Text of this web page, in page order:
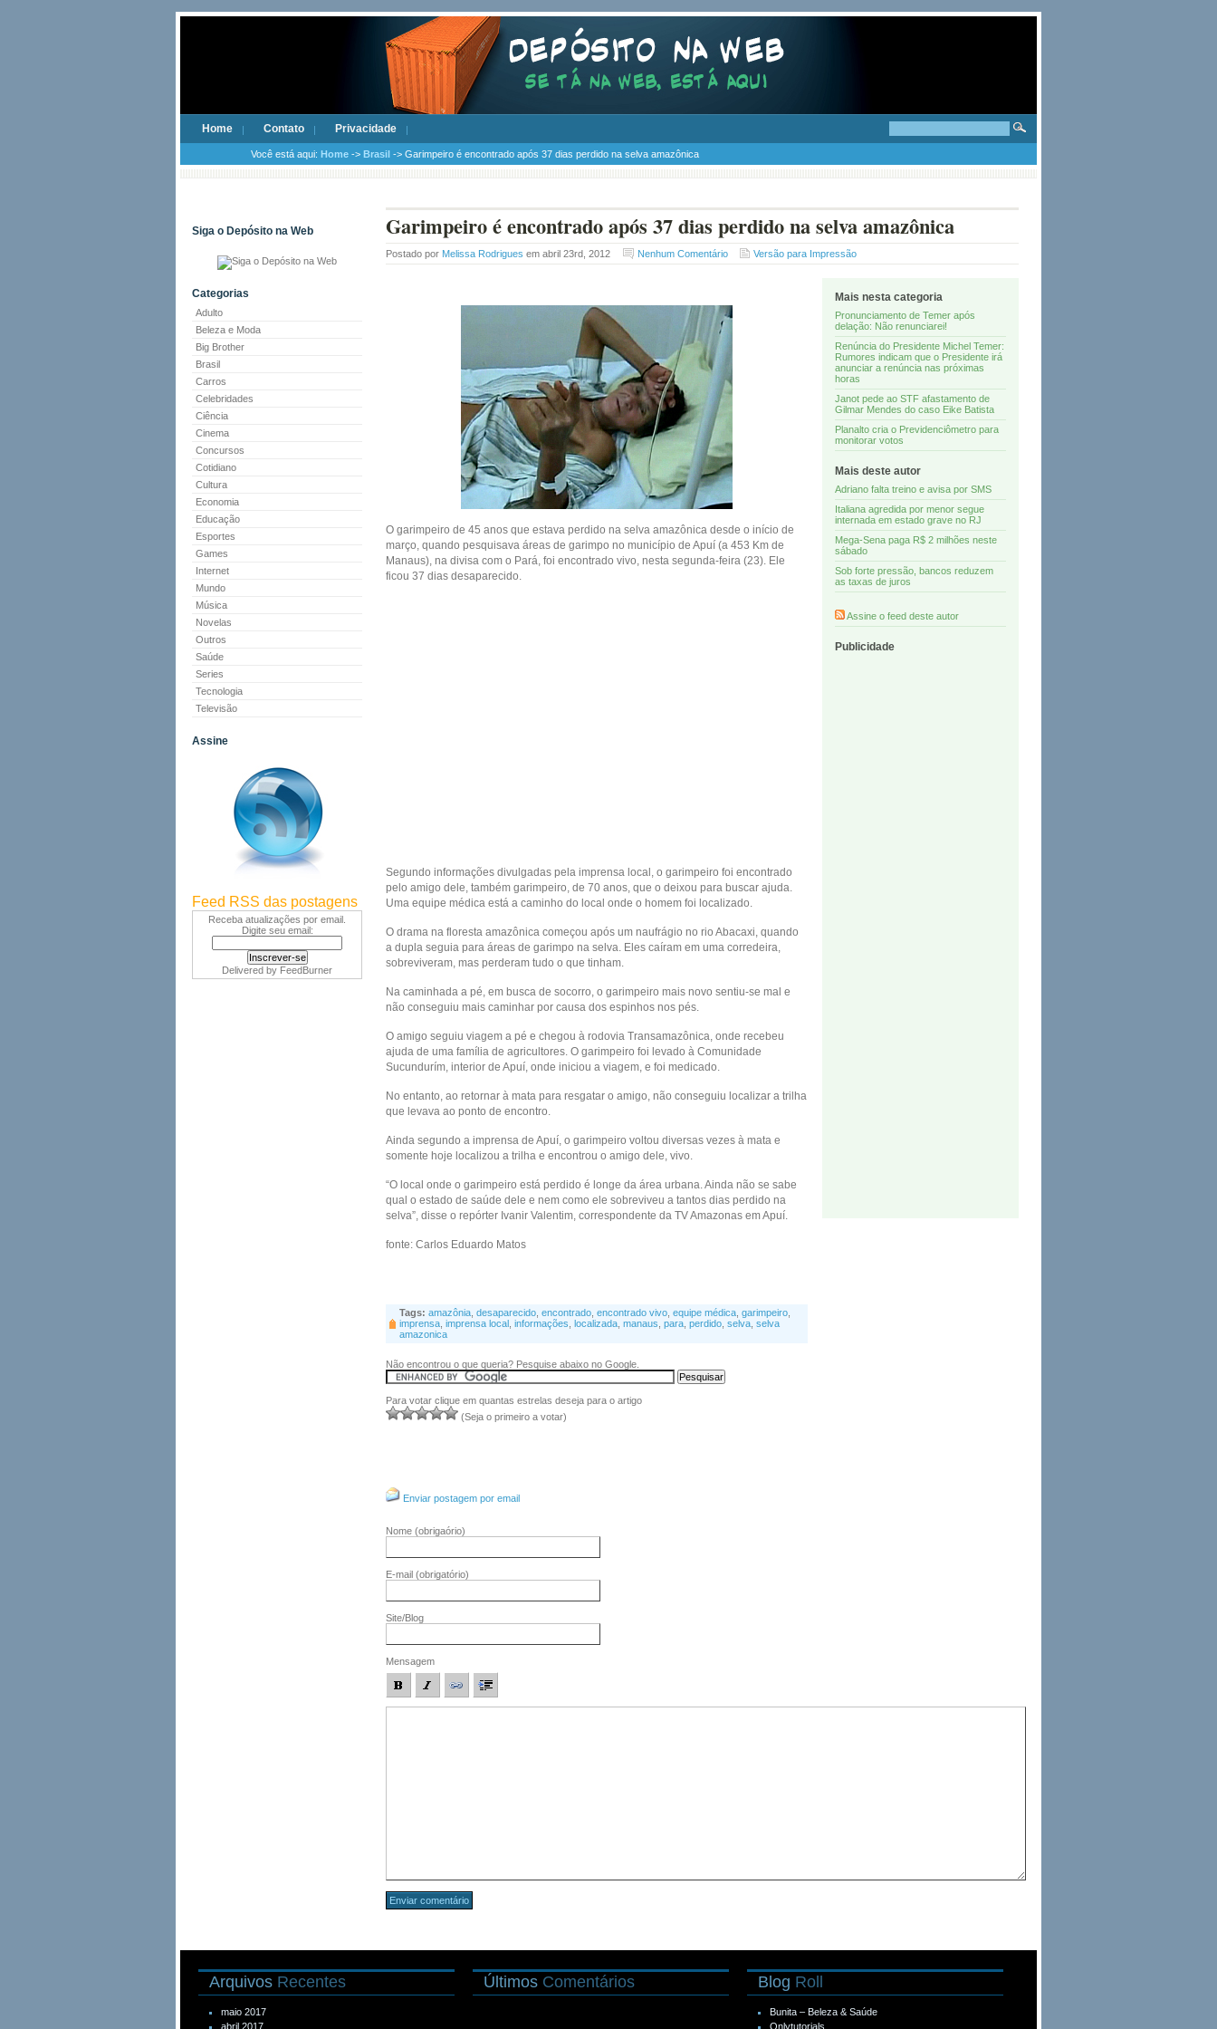
Home Contato Privacidade
Você está aqui: Home -> Brasil -> Garimpeiro é encontrado após 37 dias perdido na selva amazônica
Siga o Depósito na Web
Categorias
Adulto
Beleza e Moda
Big Brother
Brasil
Carros
Celebridades
Ciência
Cinema
Concursos
Cotidiano
Cultura
Economia
Educação
Esportes
Games
Internet
Mundo
Música
Novelas
Outros
Saúde
Series
Tecnologia
Televisão
Assine
Feed RSS das postagens
Receba atualizações por email.
Digite seu email:
Delivered by FeedBurner
Garimpeiro é encontrado após 37 dias perdido na selva amazônica
Postado por Melissa Rodrigues em abril 23rd, 2012 Nenhum Comentário Versão para Impressão
O garimpeiro de 45 anos que estava perdido na selva amazônica desde o início de
março, quando pesquisava áreas de garimpo no município de Apuí (a 453 Km de
Manaus), na divisa com o Pará, foi encontrado vivo, nesta segunda-feira (23). Ele
ficou 37 dias desaparecido.
Segundo informações divulgadas pela imprensa local, o garimpeiro foi encontrado
pelo amigo dele, também garimpeiro, de 70 anos, que o deixou para buscar ajuda.
Uma equipe médica está a caminho do local onde o homem foi localizado.
O drama na floresta amazônica começou após um naufrágio no rio Abacaxi, quando
a dupla seguia para áreas de garimpo na selva. Eles caíram em uma corredeira,
sobreviveram, mas perderam tudo o que tinham.
Na caminhada a pé, em busca de socorro, o garimpeiro mais novo sentiu-se mal e
não conseguiu mais caminhar por causa dos espinhos nos pés.
O amigo seguiu viagem a pé e chegou à rodovia Transamazônica, onde recebeu
ajuda de uma família de agricultores. O garimpeiro foi levado à Comunidade
Sucundurím, interior de Apuí, onde iniciou a viagem, e foi medicado.
No entanto, ao retornar à mata para resgatar o amigo, não conseguiu localizar a trilha
que levava ao ponto de encontro.
Ainda segundo a imprensa de Apuí, o garimpeiro voltou diversas vezes à mata e
somente hoje localizou a trilha e encontrou o amigo dele, vivo.
“O local onde o garimpeiro está perdido é longe da área urbana. Ainda não se sabe
qual o estado de saúde dele e nem como ele sobreviveu a tantos dias perdido na
selva”, disse o repórter Ivanir Valentim, correspondente da TV Amazonas em Apuí.
fonte: Carlos Eduardo Matos
Mais nesta categoria
Pronunciamento de Temer após
delação: Não renunciarei!
Renúncia do Presidente Michel Temer:
Rumores indicam que o Presidente irá
anunciar a renúncia nas próximas
horas
Janot pede ao STF afastamento de
Gilmar Mendes do caso Eike Batista
Planalto cria o Previdenciômetro para
monitorar votos
Mais deste autor
Adriano falta treino e avisa por SMS
Italiana agredida por menor segue
internada em estado grave no RJ
Mega-Sena paga R$ 2 milhões neste
sábado
Sob forte pressão, bancos reduzem
as taxas de juros
Assine o feed deste autor
Publicidade
Tags: amazônia desaparecido encontrado encontrado vivo equipe médica garimpeiro
imprensa imprensa local informações localizada manaus para perdido selva selva
amazonica
Não encontrou o que queria? Pesquise abaixo no Google.
Para votar clique em quantas estrelas deseja para o artigo
(Seja o primeiro a votar)
Enviar postagem por email
Nome (obrigaório)
E-mail (obrigatório)
Site/Blog
Mensagem
Arquivos Recentes
maio 2017
abril 2017
Últimos Comentários Blog Roll
Bunita – Beleza & Saúde
Onlytutorials